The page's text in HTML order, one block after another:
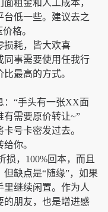
租金和人工成本，
台低一些。建议去之
格。
耗，皆大欢喜
事需要使用任我行
最高的方式。
“手头有一张XX面
需要原价转让~”
号卡密发过去。
你。
，100%回本，而且
缺点是“随缘”，如果
里继续闲置。作为人
的朋友，也是增进感